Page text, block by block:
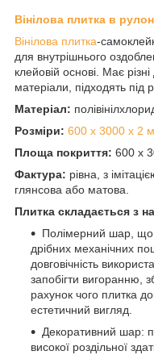
Вінілова плитка в
Вінілова плитка-
для внутрішнього
клейовій основі. Має
матеріали, підходять під
Матеріал:
Розміри: 600 х 3000 х 2
Площа покриття: 600 х
Фактура: рівна, з
глянсова або матова.
Плитка складається з
Полімерний шар, що
дрібних механічних
довговічність
запобігти вигоранню,
рахунок чого плитка
естетичний вигляд.
Декоративний шар:
високої роздільної